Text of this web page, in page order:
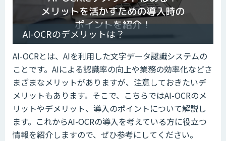
AI-OCRのデメリットは？
AI-OCRとは、AIを利用した文字データ認識システムの
ことです。AIによる認識率の向上や業務の効率化などさ
まざまなメリットがありますが、注意しておきたいデ
メリットもあります。そこで、こちらではAI-OCRのメ
リットやデメリット、導入のポイントについて解説し
ます。これからAI-OCRの導入を考えている方に役立つ
情報を紹介しますので、ぜひ参考にしてください。